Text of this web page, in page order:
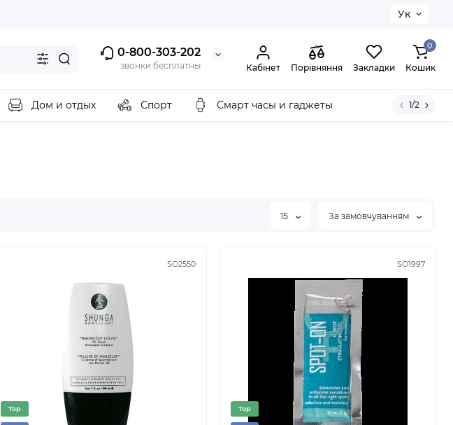
Ук
0-800-303-202
звонки бесплатны Кабінет Порівняння Закладки
0
Кошик
Дом и отдых Спорт Смарт часы и гаджеты 1/2
15 За замовчуванням
SO2550
Top
SO1997
Top